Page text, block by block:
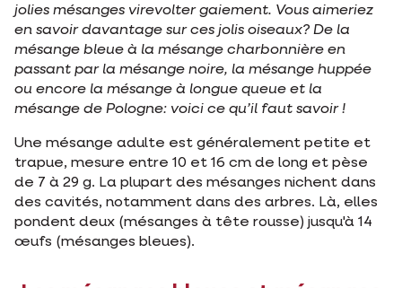
jolies mésanges virevolter gaiement. Vous aimeriez
en savoir davantage sur ces jolis oiseaux? De la
mésange bleue à la mésange charbonnière en
passant par la mésange noire, la mésange huppée
ou encore la mésange à longue queue et la
mésange de Pologne: voici ce qu’il faut savoir !
Une mésange adulte est généralement petite et
trapue, mesure entre 10 et 16 cm de long et pèse
de 7 à 29 g. La plupart des mésanges nichent dans
des cavités, notamment dans des arbres. Là, elles
pondent deux (mésanges à tête rousse) jusqu'à 14
œufs (mésanges bleues).